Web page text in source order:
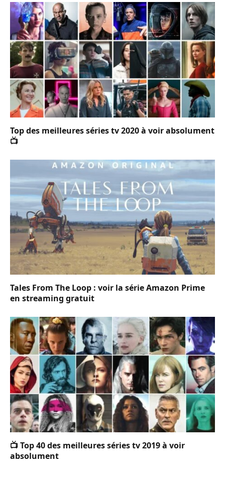
Top des meilleures séries tv 2020 à voir absolument
📺
Tales From The Loop : voir la série Amazon Prime
en streaming gratuit
📺 Top 40 des meilleures séries tv 2019 à voir
absolument